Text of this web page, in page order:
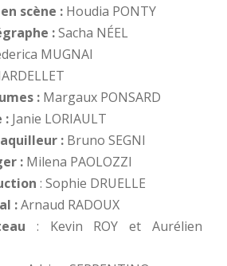
scène : Houdia PONTY
:Sacha NÉEL
MUGNAI
: Margaux PONSARD
: Janie LORIAULT
: Bruno SEGNI
: Milena PAOLOZZI
: Sophie DRUELLE
:Arnaud RADOUX
: Kevin ROY et Aurélien